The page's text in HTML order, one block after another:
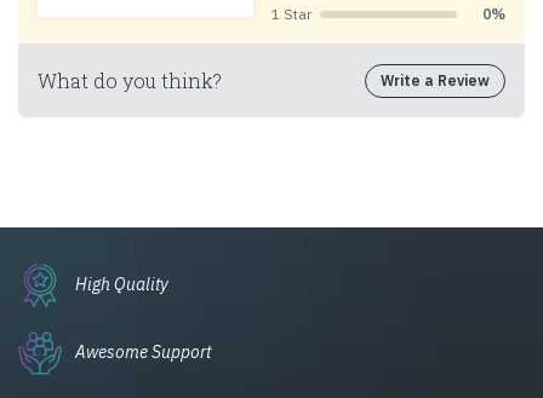
1 Star 0%
What do you think? Write a Review
High Quality
Awesome Support